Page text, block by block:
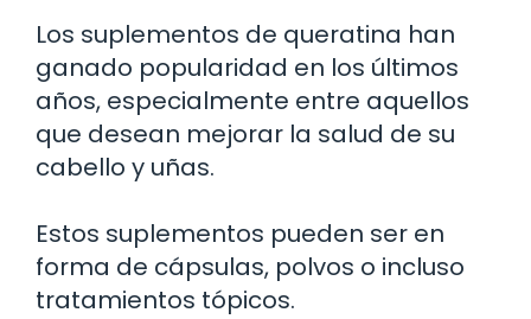
Los suplementos de queratina han
ganado popularidad en los últimos
años, especialmente entre aquellos
que desean mejorar la salud de su
cabello y uñas.
Estos suplementos pueden ser en
forma de cápsulas, polvos o incluso
tratamientos tópicos.